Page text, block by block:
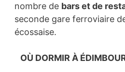
nombre de bars et de
seconde gare ferroviaire
écossaise.
OÙ DORMIR À